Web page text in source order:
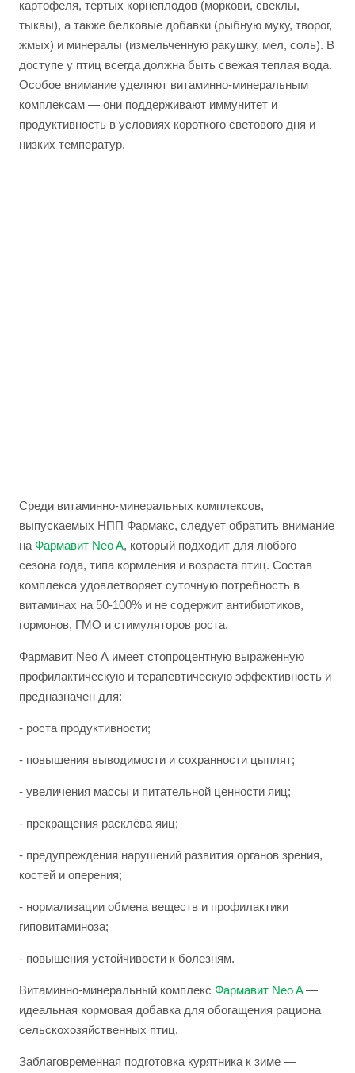
картофеля, тертых корнеплодов (моркови, свеклы,
тыквы), а также белковые добавки (рыбную муку, творог,
жмых) и минералы (измельченную ракушку, мел, соль). В
доступе у птиц всегда должна быть свежая теплая вода.
Особое внимание уделяют витаминно-минеральным
комплексам — они поддерживают иммунитет и
продуктивность в условиях короткого светового дня и
низких температур.
Среди витаминно-минеральных комплексов,
выпускаемых НПП Фармакс, следует обратить внимание
на Фармавит Neo A, который подходит для любого
сезона года, типа кормления и возраста птиц. Состав
комплекса удовлетворяет суточную потребность в
витаминах на 50-100% и не содержит антибиотиков,
гормонов, ГМО и стимуляторов роста.
Фармавит Neo А имеет стопроцентную выраженную
профилактическую и терапевтическую эффективность и
предназначен для:
- роста продуктивности;
- повышения выводимости и сохранности цыплят;
- увеличения массы и питательной ценности яиц;
- прекращения расклёва яиц;
- предупреждения нарушений развития органов зрения,
костей и оперения;
- нормализации обмена веществ и профилактики
гиповитаминоза;
- повышения устойчивости к болезням.
Витаминно-минеральный комплекс Фармавит Neo A—
идеальная кормовая добавка для обогащения рациона
сельскохозяйственных птиц.
Заблаговременная подготовка курятника к зиме —